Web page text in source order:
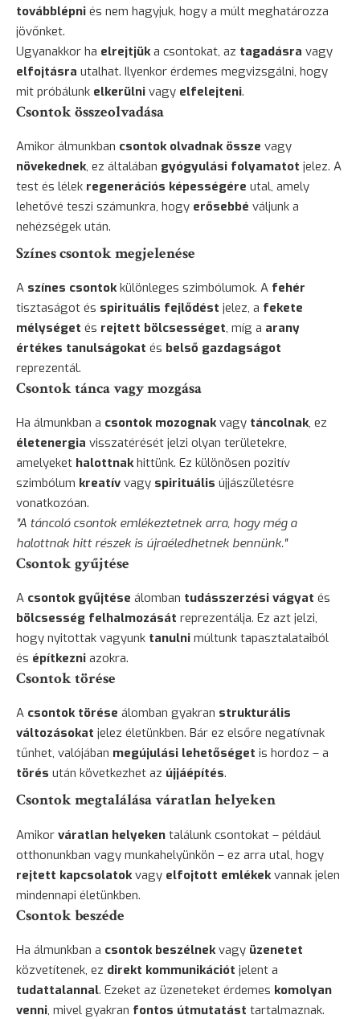
továbblépni és nem hagyjuk, hogy a múlt meghatározza
jövőnket.
Ugyanakkor ha elrejtjüka csontokat, az tagadásra vagy
elfojtásra utalhat. Ilyenkor érdemes megvizsgálni, hogy
mit próbálunk elkerülni vagy elfelejteni.
Csontok összeolvadása
Amikor álmunkban csontok olvadnak össze vagy
növekednek, ez általában gyógyulási folyamatot jelez. A
test és lélek regenerációs képességére utal, amely
lehetővé teszi számunkra, hogy erősebbé váljunk a
nehézségek után.
Színes csontok megjelenése
A színes csontokkülönleges szimbólumok. A fehér
tisztaságot és spirituális fejlődést jelez, a fekete
mélységet és rejtett bölcsességet, míg a arany
értékes tanulságokat és belső gazdagságot
reprezentál.
Csontok tánca vagy mozgása
Ha álmunkban a csontok mozognakvagy táncolnak, ez
életenergia visszatérését jelzi olyan területekre,
amelyeket halottnakhittünk. Ez különösen pozitív
szimbólum kreatív vagy spirituális újjászületésre
vonatkozóan.
"A táncoló csontok emlékeztetnek arra, hogy még a
halottnak hitt részek is újraéledhetnek bennünk."
Csontok gyűjtése
A csontok gyűjtése álomban tudásszerzési vágyat és
bölcsesség felhalmozását reprezentálja. Ez azt jelzi,
hogy nyitottak vagyunk tanulni múltunk tapasztalataiból
és építkezni azokra.
Csontok törése
A csontok törése álomban gyakran strukturális
változásokat jelez életünkben. Bár ez elsőre negatívnak
tűnhet, valójában megújulási lehetőséget is hordoz – a
törés után következhet az újjáépítés.
Csontok megtalálása váratlan helyeken
Amikor váratlan helyeken találunk csontokat – például
otthonunkban vagy munkahelyünkön – ez arra utal, hogy
rejtett kapcsolatokvagy elfojtott emlékekvannak jelen
mindennapi életünkben.
Csontok beszéde
Ha álmunkban a csontok beszélnekvagy üzenetet
közvetítenek, ez direkt kommunikációt jelent a
tudattalannal. Ezeket az üzeneteket érdemes komolyan
venni, mivel gyakran fontos útmutatást tartalmaznak.